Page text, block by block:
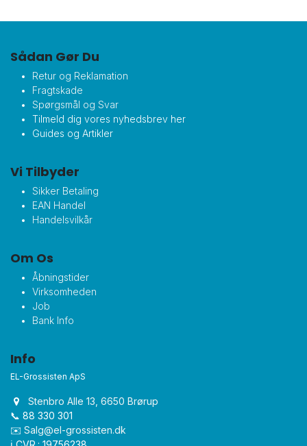
Sådan Gør Du
Retur og Reklamation
Fragtskade
Spørgsmål og Svar
Tilmeld dig vores nyhedsbrev her
Guides og Artikler
Vi Tilbyder
Sikker Betaling
EAN Handel
Handelsvilkår
Om Os
Åbningstider
Virksomheden
Job
Bank Info
Info
EL-Grossisten ApS
Stenbro Alle 13, 6650 Brørup
📞 88 330 301
✉️ Salg@el-grossisten.dk​